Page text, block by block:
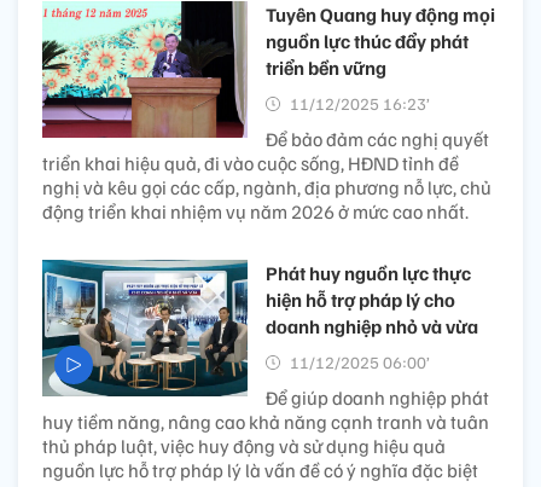
Tuyên Quang huy động mọi
nguồn lực thúc đẩy phát
triển bền vững
11/12/2025 16:23’
Để bảo đảm các nghị quyết
triển khai hiệu quả, đi vào cuộc sống, HĐND tỉnh đề
nghị và kêu gọi các cấp, ngành, địa phương nỗ lực, chủ
động triển khai nhiệm vụ năm 2026 ở mức cao nhất.
Phát huy nguồn lực thực
hiện hỗ trợ pháp lý cho
doanh nghiệp nhỏ và vừa
11/12/2025 06:00’
Để giúp doanh nghiệp phát
huy tiềm năng, nâng cao khả năng cạnh tranh và tuân
thủ pháp luật, việc huy động và sử dụng hiệu quả
nguồn lực hỗ trợ pháp lý là vấn đề có ý nghĩa đặc biệt